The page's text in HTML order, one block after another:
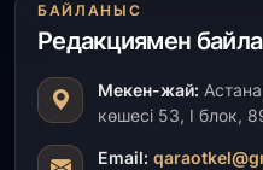
ҚР Президенті
ұзақмерзімді
ұсынды
31 шілде, 2026
«Ауыл аманаты»:
БАЙЛАНЫС
Редакциямен
Мекен-жай:
көшесі 53, І блок,
Email: